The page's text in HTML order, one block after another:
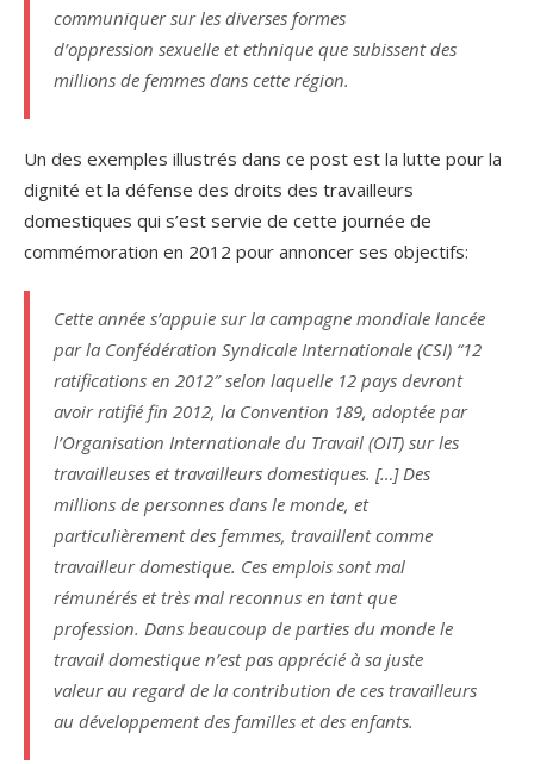
communiquer sur les diverses formes
d’oppression sexuelle et ethnique que subissent des
millions de femmes dans cette région.
Un des exemples illustrés dans ce post est la lutte pour la
dignité et la défense des droits des travailleurs
domestiques qui s’est servie de cette journée de
commémoration en 2012 pour annoncer ses objectifs:
Cette année s’appuie sur la campagne mondiale lancée
par la Confédération Syndicale Internationale (CSI) “12
ratifications en 2012″ selon laquelle 12 pays devront
avoir ratifié fin 2012, la Convention 189, adoptée par
l’Organisation Internationale du Travail (OIT) sur les
travailleuses et travailleurs domestiques. […] Des
millions de personnes dans le monde, et
particulièrement des femmes, travaillent comme
travailleur domestique. Ces emplois sont mal
rémunérés et très mal reconnus en tant que
profession. Dans beaucoup de parties du monde le
travail domestique n’est pas apprécié à sa juste
valeur au regard de la contribution de ces travailleurs
au développement des familles et des enfants.